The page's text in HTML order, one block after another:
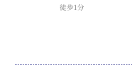
徒歩1分